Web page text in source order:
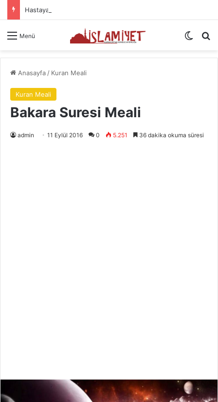
Hastaya Şifa İçin Okunacak Dualar
Menü Dış
Anasayfa/ Kuran Meali
Kuran Meali
Bakara Suresi Meali
admin 11 Eylül 2016 0 5.251 36 dakika okuma süresi